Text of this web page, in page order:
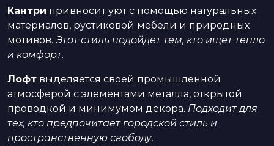
Кантри привносит уют с помощью натуральных
материалов, рустиковой мебели и природных
мотивов. Этот стиль подойдет тем, кто ищет тепло
и комфорт.
Лофт выделяется своей промышленной
атмосферой с элементами металла, открытой
проводкой и минимумом декора. Подходит для
тех, кто предпочитает городской стиль и
пространственную свободу.